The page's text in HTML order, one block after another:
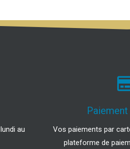
au
Vos paiements par
plateforme de